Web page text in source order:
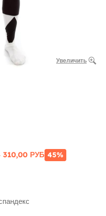
Увеличить
310,00 РУБ 45%